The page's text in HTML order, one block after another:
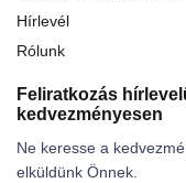
Hírlevél
Rólunk
Feliratkozás
kedvezményesen
Ne keresse a
elküldünk Önnek.